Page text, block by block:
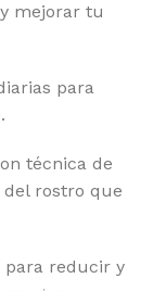
mejorar tu
para
técnica de
del rostro que
para reducir y